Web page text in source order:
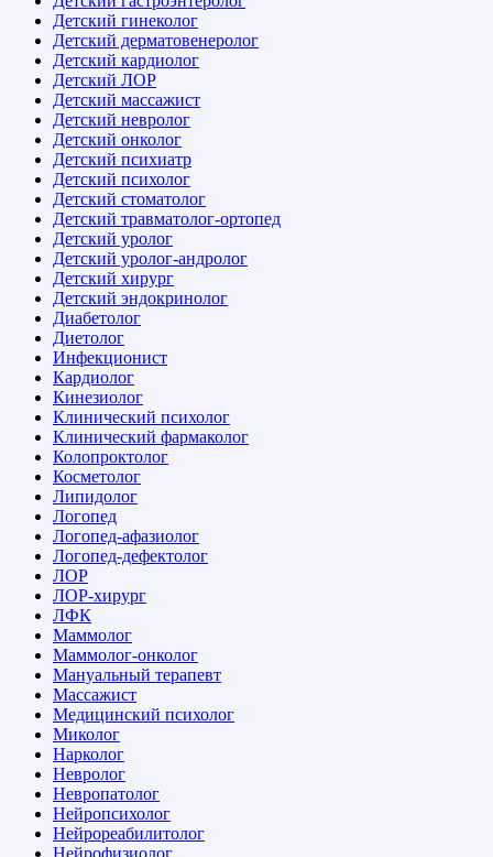
Детский гинеколог
Детский дерматовенеролог
Детский кардиолог
Детский ЛОР
Детский массажист
Детский невролог
Детский онколог
Детский психиатр
Детский психолог
Детский стоматолог
Детский травматолог-ортопед
Детский уролог
Детский уролог-андролог
Детский хирург
Детский эндокринолог
Диабетолог
Диетолог
Инфекционист
Кардиолог
Кинезиолог
Клинический психолог
Клинический фармаколог
Колопроктолог
Косметолог
Липидолог
Логопед
Логопед-афазиолог
Логопед-дефектолог
ЛОР
ЛОР-хирург
ЛФК
Маммолог
Маммолог-онколог
Мануальный терапевт
Массажист
Медицинский психолог
Миколог
Нарколог
Невролог
Невропатолог
Нейропсихолог
Нейрореабилитолог
Нейрофизиолог